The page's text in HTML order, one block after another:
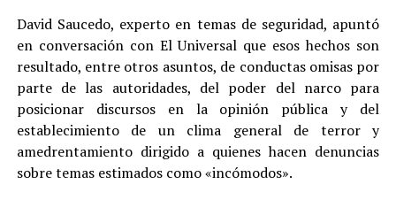
David Saucedo, experto en temas de seguridad, apuntó
en conversación con El Universal que esos hechos son
resultado, entre otros asuntos, de conductas omisas por
parte de las autoridades, del poder del narco para
posicionar discursos en la opinión pública y del
establecimiento de un clima general de terror y
amedrentamiento dirigido a quienes hacen denuncias
sobre temas estimados como «incómodos».